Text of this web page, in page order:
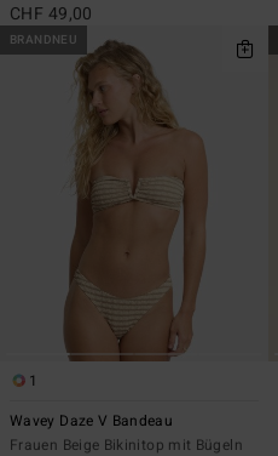
CHF 49,00
BRANDNEU
1
Wavey Daze V Bandeau
Frauen Beige Bikinitop mit Bügeln